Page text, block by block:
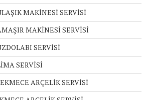
MAKİNESİ SERVİSİ
MAKİNESİ SERVİSİ
SERVİSİ
SERVİSİ
ARÇELİK SERVİSİ